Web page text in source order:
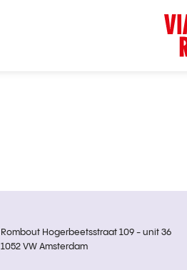
Rombout Hogerbeetsstraat 109 - unit 36
1052 VW Amsterdam